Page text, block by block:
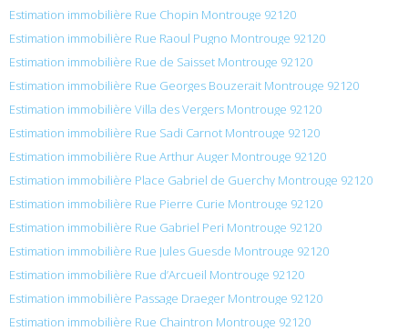
Estimation immobilière Rue Chopin Montrouge 92120
Estimation immobilière Rue Raoul Pugno Montrouge 92120
Estimation immobilière Rue de Saisset Montrouge 92120
Estimation immobilière Rue Georges Bouzerait Montrouge 92120
Estimation immobilière Villa des Vergers Montrouge 92120
Estimation immobilière Rue Sadi Carnot Montrouge 92120
Estimation immobilière Rue Arthur Auger Montrouge 92120
Estimation immobilière Place Gabriel de Guerchy Montrouge 92120
Estimation immobilière Rue Pierre Curie Montrouge 92120
Estimation immobilière Rue Gabriel Peri Montrouge 92120
Estimation immobilière Rue Jules Guesde Montrouge 92120
Estimation immobilière Rue d’Arcueil Montrouge 92120
Estimation immobilière Passage Draeger Montrouge 92120
Estimation immobilière Rue Chaintron Montrouge 92120